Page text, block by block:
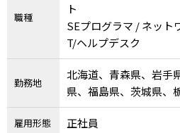
職種
ト
SEプログラマ / ネット
T/ヘルプデスク
勤務地
北海道、青森県、岩手
県、福島県、茨城県、
千葉県、東京都、神奈
川県、福井県、山梨県
雇用形態 正社員